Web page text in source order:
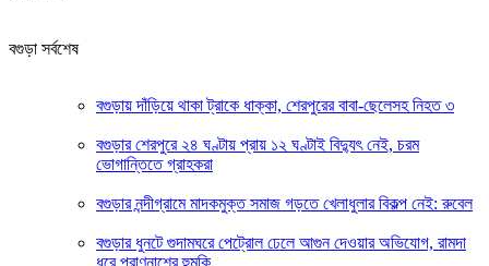
বগুড়া সর্বশেষ
বগুড়ায় দাঁড়িয়ে থাকা ট্রাকে ধাক্কা, শেরপুরের বাবা-ছেলেসহ নিহত ৩
বগুড়ার শেরপুরে ২৪ ঘণ্টায় প্রায় ১২ ঘণ্টাই বিদ্যুৎ নেই, চরম
ভোগান্তিতে গ্রাহকরা
বগুড়ার নন্দীগ্রামে মাদকমুক্ত সমাজ গড়তে খেলাধুলার বিকল্প নেই: রুবেল
বগুড়ার ধুনটে গুদামঘরে পেট্রোল ঢেলে আগুন দেওয়ার অভিযোগ, রামদা
ধরে প্রাণনাশের হুমকি